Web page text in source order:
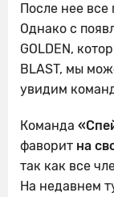
После нее все
Однако с
GOLDEN,
BLAST, мы
увидим
Команда
фаворит на
так как все
На недавнем